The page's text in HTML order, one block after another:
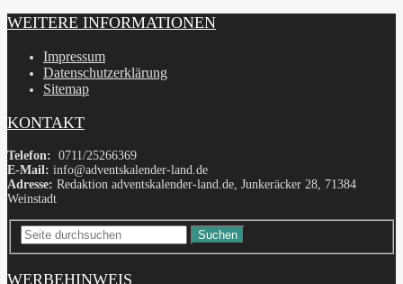
WEITERE INFORMATIONEN
Impressum
Datenschutzerklärung
Sitemap
KONTAKT
Telefon: 0711/25266369
E-Mail: info@adventskalender-land.de
Adresse: Redaktion adventskalender-land.de, Junkeräcker 28, 71384
Weinstadt
Suchen
WERBEHINWEIS